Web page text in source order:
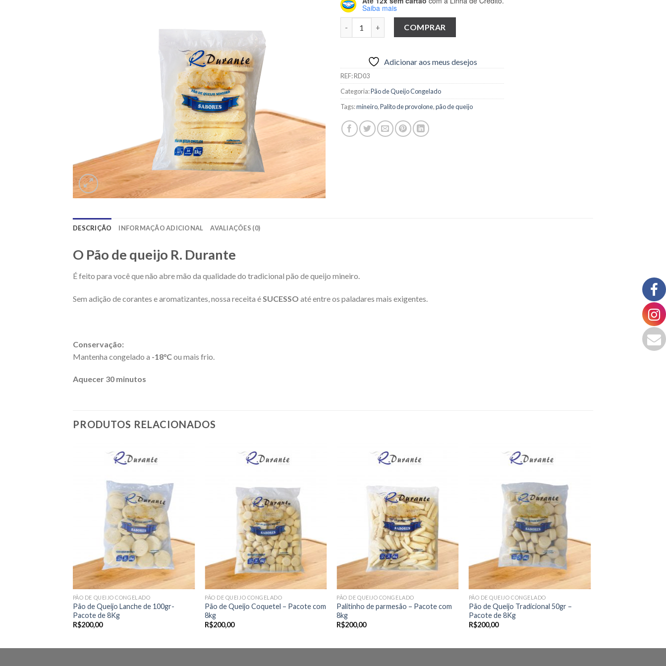
Saiba mais
COMPRAR
Adicionar aos meus desejos
REF:RD03
Categoria:Pão de Queijo Congelado
Tags:mineiro,Palito de provolone,pão de queijo
DESCRIÇÃO INFORMAÇÃO ADICIONAL AVALIAÇÕES (0)
O Pão de queijo R. Durante
É feito para você que não abre mão da qualidade do tradicional pão de queijo mineiro.
Sem adição de corantes e aromatizantes, nossa receita éSUCESSO até entre os paladares mais exigentes.
Conservação:
Mantenha congelado a -18°Cou mais frio.
Aquecer 30 minutos
PRODUTOS RELACIONADOS
Adicionar
aos meus
desejos
PÃO DE QUEIJO CONGELADO
Pão de Queijo Lanche de 100gr-
Pacote de 8Kg
R$200,00
Adicionar
aos meus
desejos
PÃO DE QUEIJO CONGELADO
Pão de Queijo Coquetel – Pacote com
8kg
R$200,00
Adicionar
aos meus
desejos
PÃO DE QUEIJO CONGELADO
Palitinho de parmesão – Pacote com
8kg
R$200,00
Adicionar
aos meus
desejos
PÃO DE QUEIJO CONGELADO
Pão de Queijo Tradicional 50gr –
Pacote de 8Kg
R$200,00